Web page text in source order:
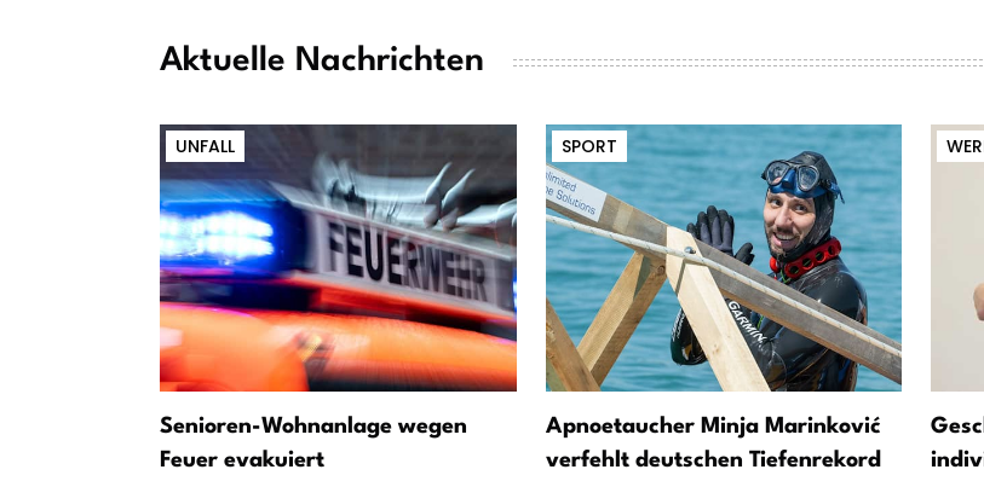
Aktuelle Nachrichten
UNFALL
Senioren-Wohnanlage wegen
Feuer evakuiert
SPORT
Apnoetaucher Minja Marinković
verfehlt deutschen Tiefenrekord